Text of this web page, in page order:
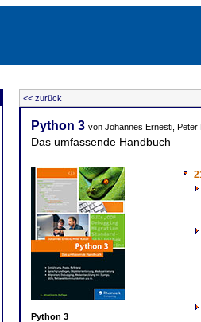
<< zurück
Python 3 von Johannes Ernesti, Peter
Das umfassende Handbuch
Python 3